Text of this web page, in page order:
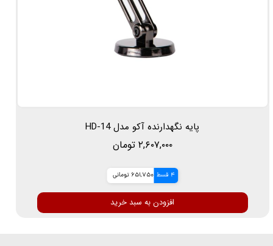
پایه نگهدارنده آکو مدل HD-14
۲,۶۰۷,۰۰۰ تومان
4 قسط 651,750 تومانی
افزودن به سبد خرید